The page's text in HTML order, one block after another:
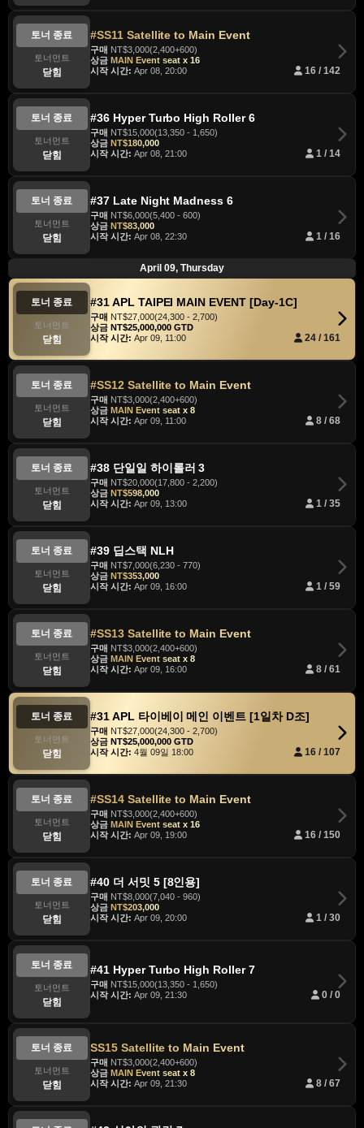
토너 종료
토너먼트
닫힘
#SS11 Satellite to Main Event
구매 NT$3,000(2,400+600)
상금 MAIN Event seat x 16
시작 시간: Apr 08, 20:00 16 / 142
토너 종료
토너먼트
닫힘
#36 Hyper Turbo High Roller 6
구매 NT$15,000(13,350 - 1,650)
상금 NT$180,000
시작 시간: Apr 08, 21:00 1 / 14
토너 종료
토너먼트
닫힘
#37 Late Night Madness 6
구매 NT$6,000(5,400 - 600)
상금 NT$83,000
시작 시간: Apr 08, 22:30 1 / 16
April 09, Thursday
토너 종료
토너먼트
닫힘
#31 APL TAIPEI MAIN EVENT [Day-1C]
구매 NT$27,000(24,300 - 2,700)
상금 NT$25,000,000 GTD
시작 시간: Apr 09, 11:00 24 / 161
토너 종료
토너먼트
닫힘
#SS12 Satellite to Main Event
구매 NT$3,000(2,400+600)
상금 MAIN Event seat x 8
시작 시간: Apr 09, 11:00 8 / 68
토너 종료
토너먼트
닫힘
#38 단일일 하이롤러 3
구매 NT$20,000(17,800 - 2,200)
상금 NT$598,000
시작 시간: Apr 09, 13:00 1 / 35
토너 종료
토너먼트
닫힘
#39 딥스택 NLH
구매 NT$7,000(6,230 - 770)
상금 NT$353,000
시작 시간: Apr 09, 16:00 1 / 59
토너 종료
토너먼트
닫힘
#SS13 Satellite to Main Event
구매 NT$3,000(2,400+600)
상금 MAIN Event seat x 8
시작 시간: Apr 09, 16:00 8 / 61
토너 종료
토너먼트
닫힘
#31 APL 타이베이 메인 이벤트 [1일차 D조]
구매 NT$27,000(24,300 - 2,700)
상금 NT$25,000,000 GTD
시작 시간: 4월 09일 18:00 16 / 107
토너 종료
토너먼트
닫힘
#SS14 Satellite to Main Event
구매 NT$3,000(2,400+600)
상금 MAIN Event seat x 16
시작 시간: Apr 09, 19:00 16 / 150
토너 종료
토너먼트
닫힘
#40 더 서밋 5 [8인용]
구매 NT$8,000(7,040 - 960)
상금 NT$203,000
시작 시간: Apr 09, 20:00 1 / 30
토너 종료
토너먼트
닫힘
#41 Hyper Turbo High Roller 7
구매 NT$15,000(13,350 - 1,650)
시작 시간: Apr 09, 21:30 0 / 0
토너 종료
토너먼트
닫힘
SS15 Satellite to Main Event
구매 NT$3,000(2,400+600)
상금 MAIN Event seat x 8
시작 시간: Apr 09, 21:30 8 / 67